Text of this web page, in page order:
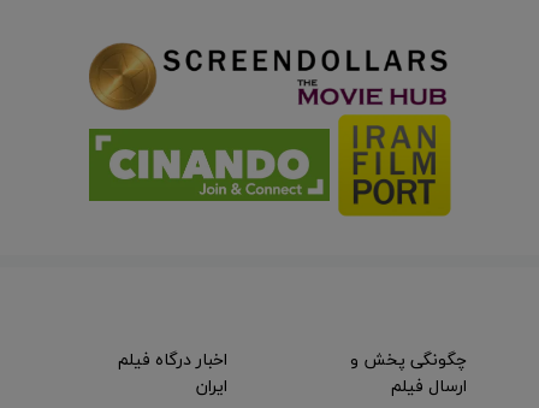
چگونگی پخش و
ارسال فیلم
اخبار درگاه فیلم
ایران